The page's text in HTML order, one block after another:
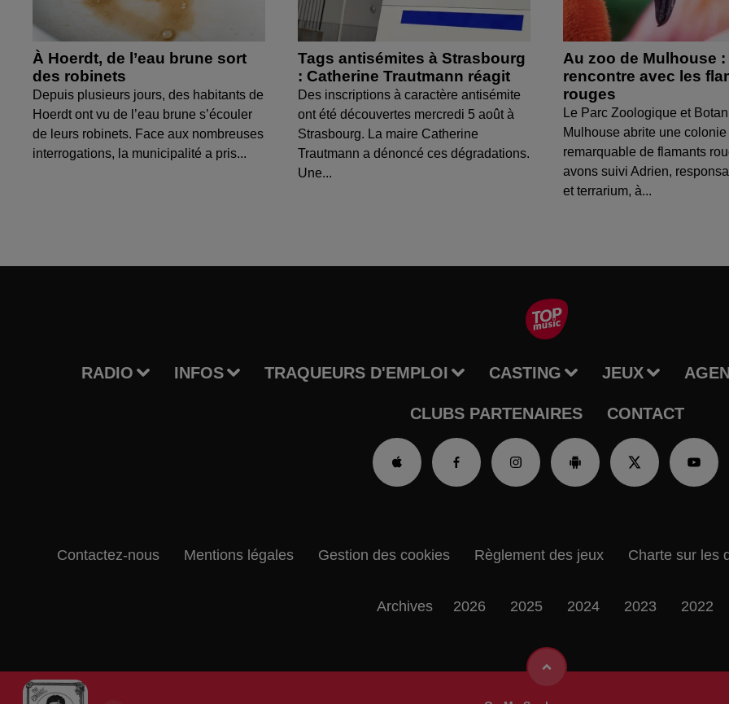
À Hoerdt, de l’eau brune sort
des robinets
Depuis plusieurs jours, des habitants de
Hoerdt ont vu de l’eau brune s’écouler
de leurs robinets. Face aux nombreuses
interrogations, la municipalité a pris...
Tags antisémites à Strasbourg
: Catherine Trautmann réagit
Des inscriptions à caractère antisémite
ont été découvertes mercredi 5 août à
Strasbourg. La maire Catherine
Trautmann a dénoncé ces dégradations.
Une...
Au zoo de Mulhouse :
rencontre avec les
rouges
Le Parc Zoologique et
Mulhouse abrite une colonie
remarquable de flamants
avons suivi Adrien,
et terrarium, à...
RADIO INFOS TRAQUEURS D'EMPLOI CASTING JEUX
CLUBS PARTENAIRES CONTACT
Contactez-nous Mentions légales Gestion des cookies Règlement des jeux Charte sur les
Archives 2026 2025 2024 2023 2022